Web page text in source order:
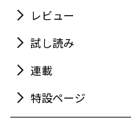
レビュー
試し読み
連載
特設ページ